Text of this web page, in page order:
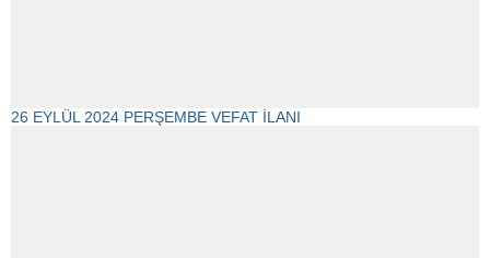
26 EYLÜL 2024 PERŞEMBE VEFAT İLANI